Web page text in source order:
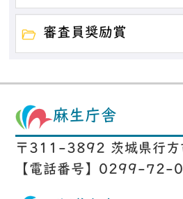
審査員奨励賞
麻生庁舎
〒311-3892 茨城県行
【電話番号】0299-72-